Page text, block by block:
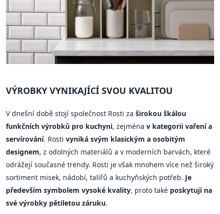
VÝROBKY VYNIKAJÍCÍ SVOU KVALITOU
V dnešní době stojí společnost Rosti za širokou škálou
funkčních výrobků pro kuchyni, zejména v kategorii vaření a
servírování. Rosti vyniká svým klasickým a osobitým
designem, z odolných materiálů a v moderních barvách, které
odrážejí současné trendy. Rosti je však mnohem více než široký
sortiment misek, nádobí, talířů a kuchyňských potřeb. Je
především symbolem vysoké kvality, proto také poskytují na
své výrobky pětiletou záruku.